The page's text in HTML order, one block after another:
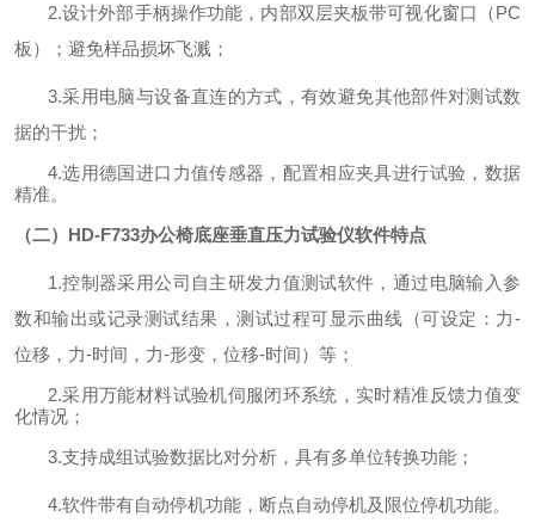
2.设计外部手柄操作功能， 内部双层夹板带可视化窗口（PC
板）；避免样品损坏飞溅 ；
3.采用电脑与设备直连的方式，有效避免其他部件对测试数
据的干扰；
4.选用德国进口力值传感器，配置相应夹具进行试验，数据
精准。
（二） HD-F733办公椅底座垂直压力试验仪软件特点
1.控制器采用公司自主研发力值测试软件，通过电脑输入参
数和输出或记录测试结果，测试过程可显示曲线（可设定：力-
位移，力-时间，力-形变，位移-时间）等；
2.采用万能材料试验机伺服闭环系统，实时精准反馈力值变
化情况 ；
3.支持成组试验数据比对分析，具有多单位转换功能；
4.软件带有自动停机功能，断点自动停机及限位停机功能。